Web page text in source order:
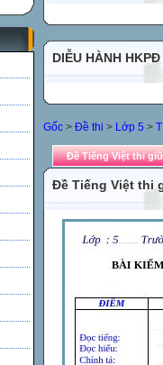
DIỄU HÀNH HKPĐ
Gốc > Đề thi > Lớp 5 >
Đề Tiếng Việt thi
Đề Tiếng Việt thi